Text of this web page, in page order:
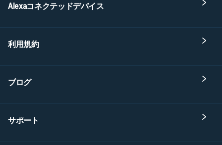
Alexaコネクテッドデバイス
利用規約
ブログ
サポート